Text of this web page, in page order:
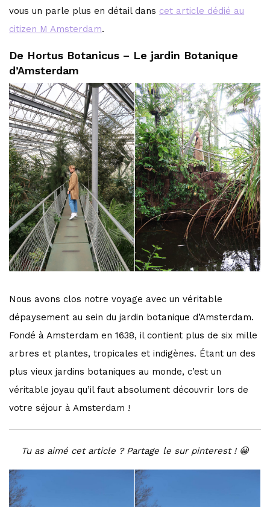
vous un parle plus en détail dans cet article dédié au
citizen M Amsterdam.
De Hortus Botanicus – Le jardin Botanique
d’Amsterdam
Nous avons clos notre voyage avec un véritable
dépaysement au sein du jardin botanique d’Amsterdam.
Fondé à Amsterdam en 1638, il contient plus de six mille
arbres et plantes, tropicales et indigènes. Étant un des
plus vieux jardins botaniques au monde, c’est un
véritable joyau qu’il faut absolument découvrir lors de
votre séjour à Amsterdam !
Tu as aimé cet article ? Partage le sur pinterest ! 😀